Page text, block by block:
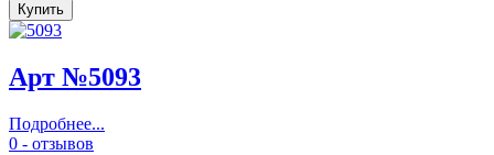
Арт №5093
Подробнее...
0 - отзывов